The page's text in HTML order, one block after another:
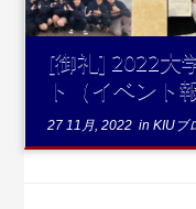
[御礼] 2022大
ト（イベント
27 11月, 2022 inKIUブ